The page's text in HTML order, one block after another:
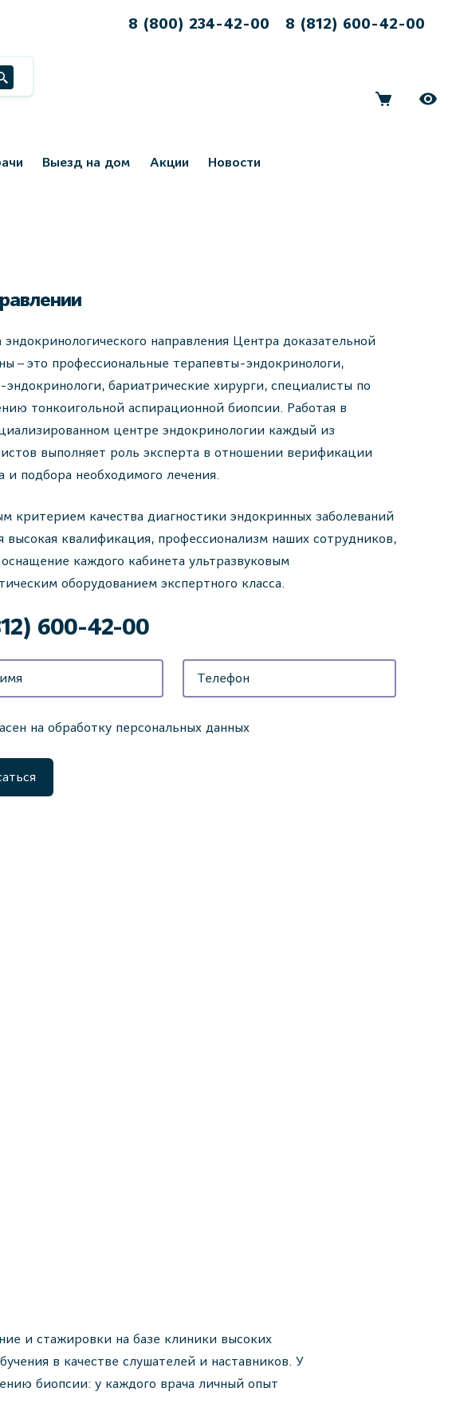
8 (800) 234-42-00 8 (812) 600-42-00
Выезд на дом Акции Новости
эндокринологического направления Центра доказательной
– это профессиональные терапевты-эндокринологи,
эндокринологи, бариатрические хирурги, специалисты по
тонкоигольной аспирационной биопсии. Работая в
центре эндокринологии каждый из
выполняет роль эксперта в отношении верификации
и подбора необходимого лечения.
критерием качества диагностики эндокринных заболеваний
высокая квалификация, профессионализм наших сотрудников,
каждого кабинета ультразвуковым
оборудованием экспертного класса.
600-42-00
на обработку персональных данных
и стажировки на базе клиники высоких
в качестве слушателей и наставников. У
биопсии: у каждого врача личный опыт